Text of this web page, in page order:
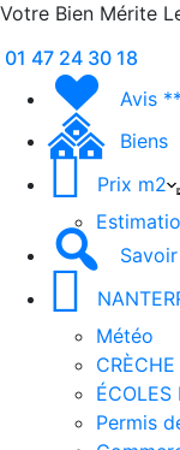
Votre Bien Mérite
01 47 24 30 18
Avis
Biens
Prix m2
Météo
CRÈCHE
ÉCOLES
Permis